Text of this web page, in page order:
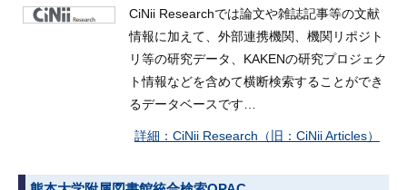
CiNii Researchでは論文や雑誌記事等の文献
情報に加えて、外部連携機関、機関リポジト
リ等の研究データ、KAKENの研究プロジェク
ト情報などを含めて横断検索することができ
るデータベースです…
CiNii Research（旧：CiNii Articles）